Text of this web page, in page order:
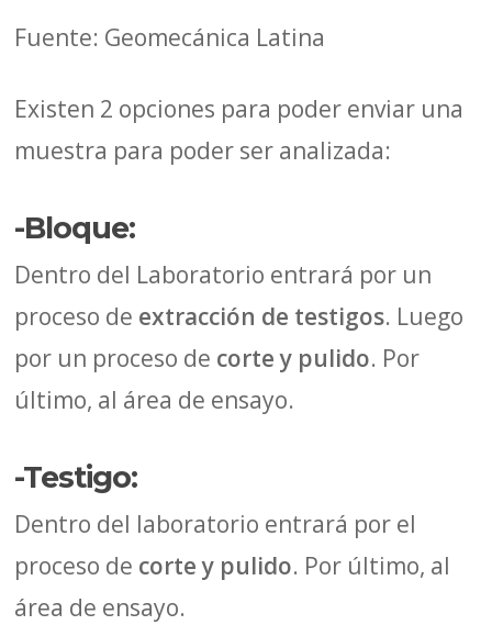
Fuente: Geomecánica Latina
Existen 2 opciones para poder enviar una
muestra para poder ser analizada:
-Bloque:
Dentro del Laboratorio entrará por un
proceso de extracción de testigos. Luego
por un proceso de corte y pulido. Por
último, al área de ensayo.
-Testigo:
Dentro del laboratorio entrará por el
proceso de corte y pulido. Por último, al
área de ensayo.